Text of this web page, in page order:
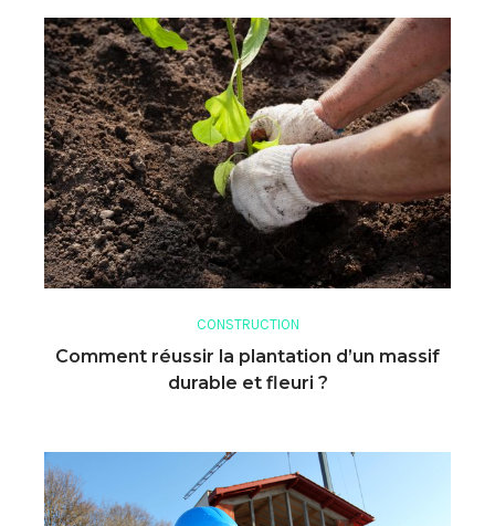
CONSTRUCTION
Comment réussir la plantation d’un massif
durable et fleuri ?